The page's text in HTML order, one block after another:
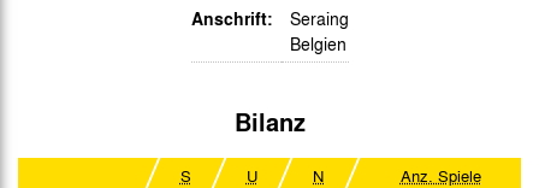
Anschrift:
Seraing
Belgien
Bilanz
S U N
Anz. Spiele